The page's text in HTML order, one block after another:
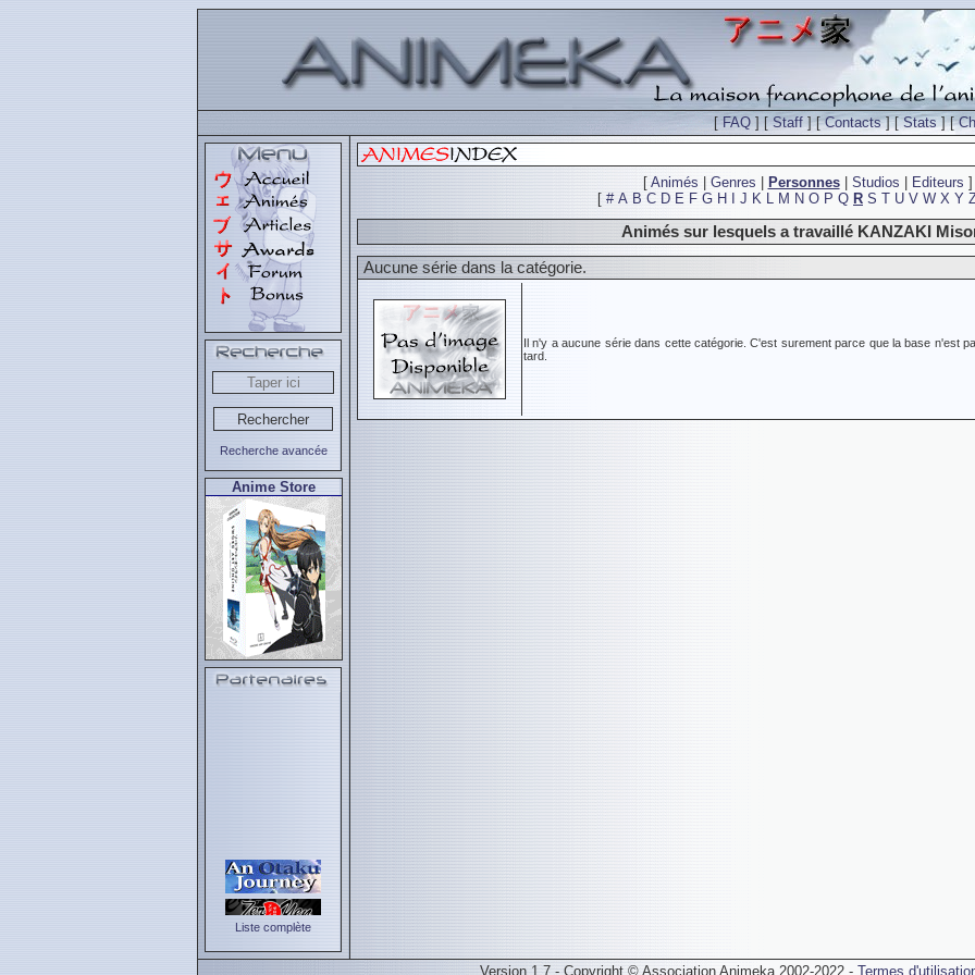
[FAQ ] [Staff ] [Contacts] [Stats] [
Recherche avancée
Anime Store
Liste complète
[ Animés Genres Personnes| Studios Editeurs ]
[ # A B C D E F G H J K L M N O P Q R S T U V W X Y
Animés sur lesquels a travaillé KANZAKI
Aucune série dans la catégorie.
Il n'y a aucune série dans cette catégorie. C'est surement parce que la base n'est
tard.
Version 1.7 - Copyright © Association Animeka 2002-2022 - Termes